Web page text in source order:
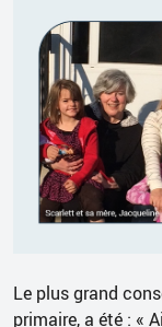
Le plus grand
primaire, a été : «